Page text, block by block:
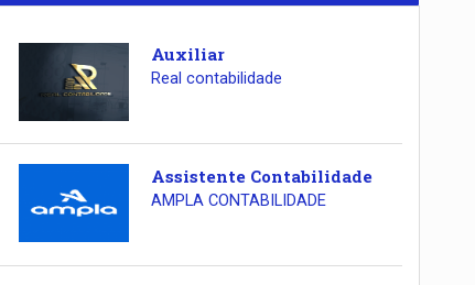
Auxiliar
Real contabilidade
Assistente Contabilidade
AMPLA CONTABILIDADE